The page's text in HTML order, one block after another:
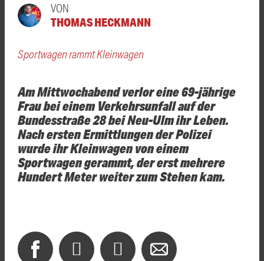
VON
THOMAS HECKMANN
Sportwagen rammt Kleinwagen
Am Mittwochabend verlor eine 69-jährige
Frau bei einem Verkehrsunfall auf der
Bundesstraße 28 bei Neu-Ulm ihr Leben.
Nach ersten Ermittlungen der Polizei
wurde ihr Kleinwagen von einem
Sportwagen gerammt, der erst mehrere
Hundert Meter weiter zum Stehen kam.